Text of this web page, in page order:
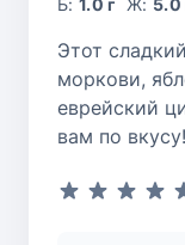
Этот
моркови,
еврейский
вам по вкусу!